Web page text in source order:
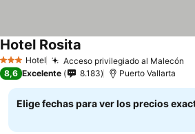
3 Estrellas
Hotel Acceso privilegiado al Malecón
Hotel Rosita
8,6 Excelente 8.183 Puerto Vallarta
Elige fechas para ver los precios